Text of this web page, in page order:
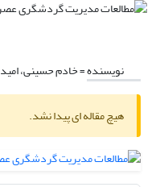
نویسنده =خادم حسینی، امید
هیچ مقاله ای پیدا نشد.